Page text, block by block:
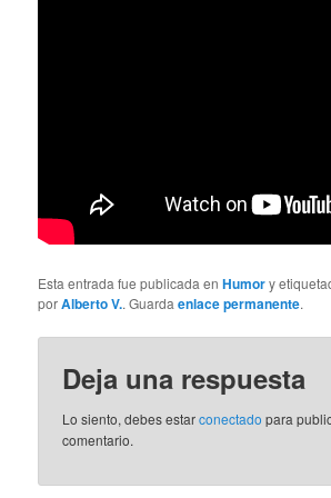
Esta entrada fue publicada enHumory
porAlberto V.. Guardaenlace permanente.
Deja una respuesta
Lo siento, debes estarconectado para
comentario.